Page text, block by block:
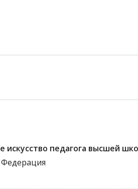
искусство педагога высшей
Федерация